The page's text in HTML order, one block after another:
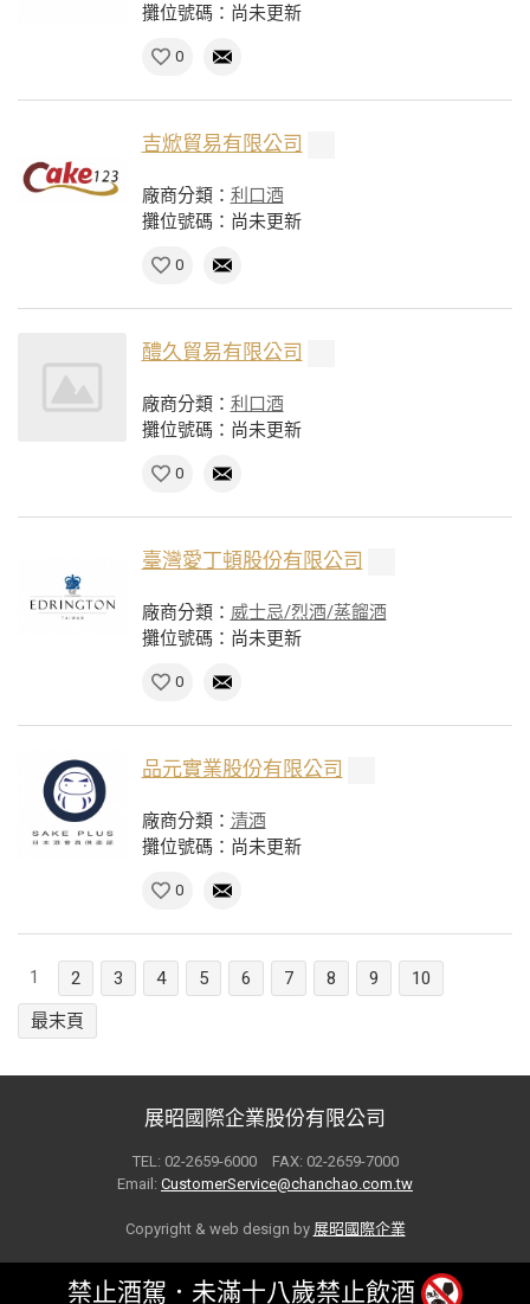
攤位號碼：尚未更新
0
吉焮貿易有限公司
廠商分類： 利口酒
攤位號碼：尚未更新
0
醴久貿易有限公司
廠商分類： 利口酒
攤位號碼：尚未更新
0
臺灣愛丁頓股份有限公司
廠商分類： 威士忌/烈酒/蒸餾酒
攤位號碼：尚未更新
0
品元實業股份有限公司
廠商分類： 清酒
攤位號碼：尚未更新
0
1 2 3 4 5 6 7 8 9
10
最末頁
展昭國際企業股份有限公司
TEL: 02-2659-6000 FAX: 02-2659-7000
Email: CustomerService@chanchao.com.tw
Copyright & web design by 展昭國際企業
禁止酒駕．未滿十八歲禁止飲酒